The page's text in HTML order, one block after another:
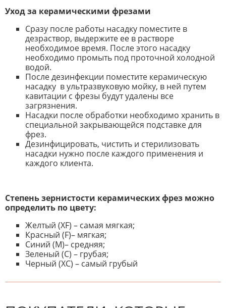
Уход за керамическими фрезами
Сразу после работы насадку поместите в
дезраствор, выдержите ее в растворе
необходимое время. После этого насадку
необходимо промыть под проточной холодной
водой.
После дезинфекции поместите керамическую
насадку в ультразвуковую мойку, в ней путем
кавитации с фрезы будут удалены все
загрязнения.
Насадки после обработки необходимо хранить в
специальной закрывающейся подставке для
фрез.
Дезинфицировать, чистить и стерилизовать
насадки нужно после каждого применения и
каждого клиента.
Степень зернистости керамических фрез можно
определить по цвету:
Желтый (XF) – самая мягкая;
Красный (F)– мягкая;
Синий (M)– средняя;
Зеленый (C) – грубая;
Черный (XC) – самый грубый
К настоящему времени нет
отзыв.